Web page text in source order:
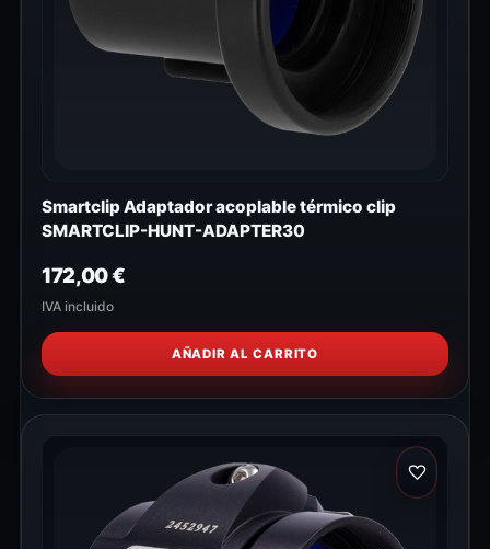
Smartclip Adaptador acoplable térmico clip
SMARTCLIP-HUNT-ADAPTER30
172,00€
IVA incluido
AÑADIR AL CARRITO